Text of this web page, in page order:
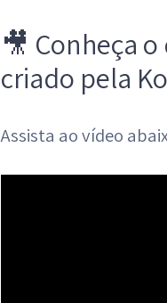
🎥 Conheça
criado pela
Assista ao vídeo